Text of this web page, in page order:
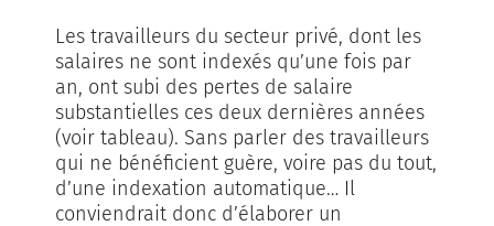
Les travailleurs du secteur privé, dont les
salaires ne sont indexés qu’une fois par
an, ont subi des pertes de salaire
substantielles ces deux dernières années
(voir tableau). Sans parler des travailleurs
qui ne bénéficient guère, voire pas du tout,
d’une indexation automatique… Il
conviendrait donc d’élaborer un